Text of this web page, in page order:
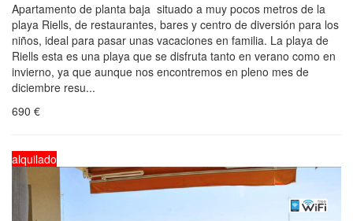
Apartamento de planta baja situado a muy pocos metros de la
playa Riells, de restaurantes, bares y centro de diversión para los
niños, ideal para pasar unas vacaciones en familia. La playa de
Riells esta es una playa que se disfruta tanto en verano como en
invierno, ya que aunque nos encontremos en pleno mes de
diciembre resu...
690 €
alquilado